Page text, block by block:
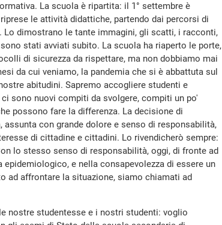
La scuola è ripartita: il 1° settembre è
le attività didattiche, partendo dai percorsi di
Lo dimostrano le tante immagini, gli scatti, i racconti,
stati avviati subito. La scuola ha riaperto le porte,
di sicurezza da rispettare, ma non dobbiamo mai
da cui veniamo, la pandemia che si è abbattuta sul
abitudini. Sapremo accogliere studenti e
sono nuovi compiti da svolgere, compiti un po'
possono fare la differenza. La decisione di
con grande dolore e senso di responsabilità,
di cittadine e cittadini. Lo rivendicherò sempre:
lo stesso senso di responsabilità, oggi, di fronte ad
e nella consapevolezza di essere un
ad affrontare la situazione, siamo chiamati ad
nostre studentesse e i nostri studenti: voglio